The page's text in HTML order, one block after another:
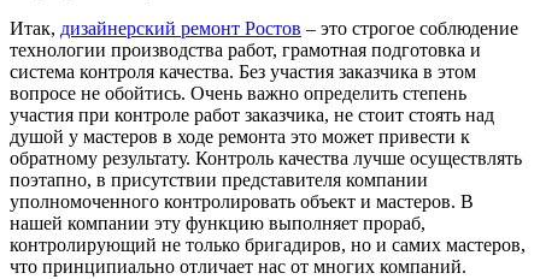
Итак, дизайнерский ремонт Ростов – это строгое соблюдение
технологии производства работ, грамотная подготовка и
система контроля качества. Без участия заказчика в этом
вопросе не обойтись. Очень важно определить степень
участия при контроле работ заказчика, не стоит стоять над
душой у мастеров в ходе ремонта это может привести к
обратному результату. Контроль качества лучше осуществлять
поэтапно, в присутствии представителя компании
уполномоченного контролировать объект и мастеров. В
нашей компании эту функцию выполняет прораб,
контролирующий не только бригадиров, но и самих мастеров,
что принципиально отличает нас от многих компаний.